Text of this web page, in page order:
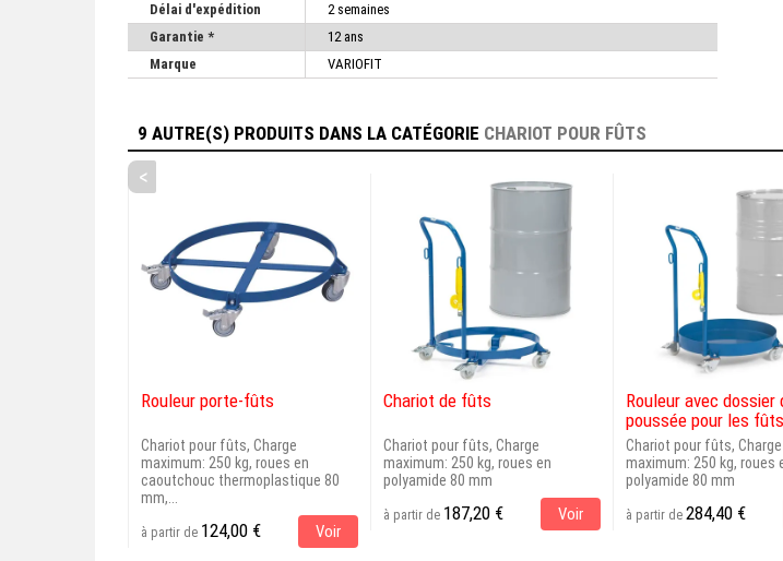
Délai d'expédition
2 semaines
Garantie *
12 ans
Marque
VARIOFIT
9 AUTRE(S) PRODUITS DANS LA CATÉGORIE CHARIOT POUR FÛTS
<
Rouleur porte-fûts
Chariot pour fûts, Charge
maximum: 250 kg, roues en
caoutchouc thermoplastique 80
mm,...
à partir de 124,00 € Voir
Chariot de fûts
Chariot pour fûts, Charge
maximum: 250 kg, roues en
polyamide 80 mm
à partir de 187,20 € Voir
Rouleur avec dossier
poussée pour les fûts
Chariot pour fûts, Charge
maximum: 250 kg, roues
polyamide 80 mm
à partir de284,40 €